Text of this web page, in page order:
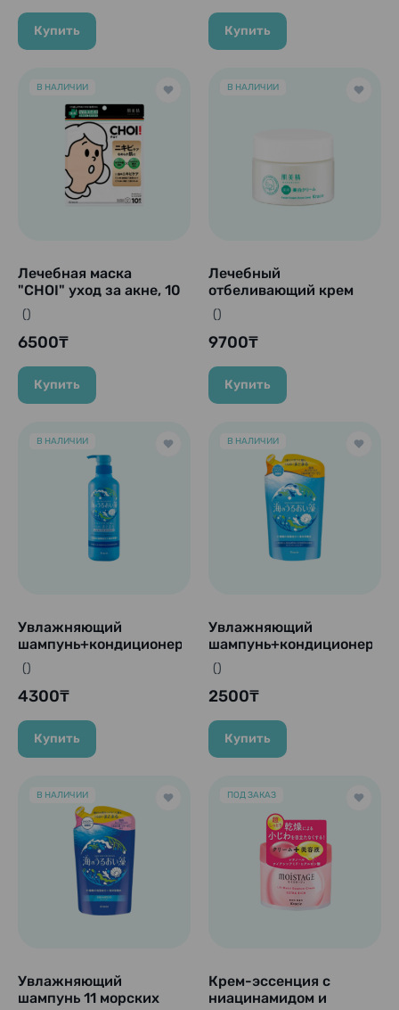
Купить Купить
В НАЛИЧИИ
Лечебная маска
"CHOI" уход за акне, 10
шт.
()
6500₸
Купить
В НАЛИЧИИ
Лечебный
отбеливающий крем
для лечения акне у
взрослых "Hadabisei",
50 гр.
()
9700₸
Купить
В НАЛИЧИИ
Увлажняющий
шампунь+кондиционер
11 морских водорослей
+ морская вода +
коллаген "Umi No Urioi
()
4300₸
Купить
В НАЛИЧИИ
Увлажняющий
шампунь+кондиционер
11 морских водорослей
+ морская вода +
коллаген "Umi No Urioi
блок)
()
2500₸
Купить
В НАЛИЧИИ
Увлажняющий
шампунь 11 морских
ПОД ЗАКАЗ
Крем-эссенция с
ниацинамидом и